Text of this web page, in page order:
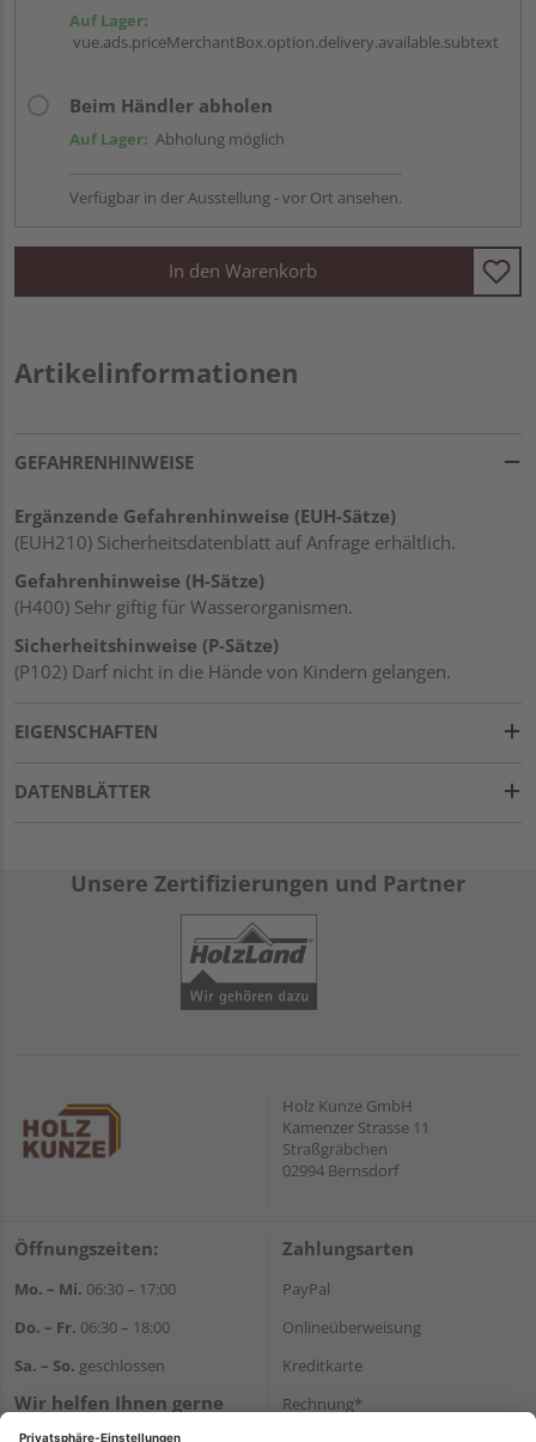
Auf Lager:
vue.ads.priceMerchantBox.option.delivery.available.subtext
Beim Händler abholen
Auf Lager: Abholung möglich
Verfügbar in der Ausstellung - vor Ort ansehen.
In den Warenkorb
Artikelinformationen
GEFAHRENHINWEISE
Ergänzende Gefahrenhinweise (EUH-Sätze)
(EUH210) Sicherheitsdatenblatt auf Anfrage erhältlich.
Gefahrenhinweise (H-Sätze)
(H400) Sehr giftig für Wasserorganismen.
Sicherheitshinweise (P-Sätze)
(P102) Darf nicht in die Hände von Kindern gelangen.
EIGENSCHAFTEN
DATENBLÄTTER
Unsere Zertifizierungen und Partner
Holz Kunze GmbH
Kamenzer Strasse 11
Straßgräbchen
02994 Bernsdorf
Öffnungszeiten:
Mo. – Mi. 06:30 – 17:00
Do. – Fr. 06:30 – 18:00
Sa. – So. geschlossen
Wir helfen Ihnen gerne
weiter
Zahlungsarten
PayPal
Onlineüberweisung
Kreditkarte
Rechnung*